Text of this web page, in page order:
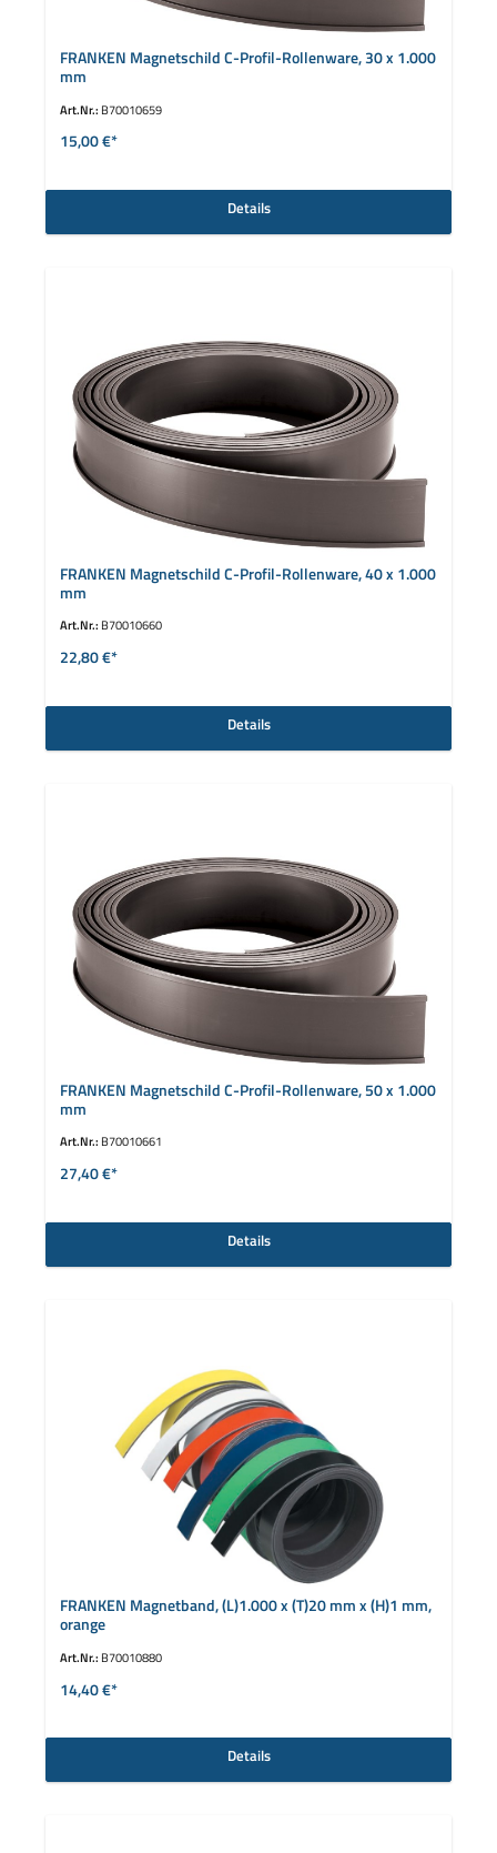
FRANKEN Magnetschild C-Profil-Rollenware, 30 x 1.000
mm
Art.Nr.: B70010659
15,00 €*
Details
FRANKEN Magnetschild C-Profil-Rollenware, 40 x 1.000
mm
Art.Nr.: B70010660
22,80 €*
Details
FRANKEN Magnetschild C-Profil-Rollenware, 50 x 1.000
mm
Art.Nr.: B70010661
27,40 €*
Details
FRANKEN Magnetband, (L)1.000 x (T)20 mm x (H)1 mm,
orange
Art.Nr.: B70010880
14,40 €*
Details